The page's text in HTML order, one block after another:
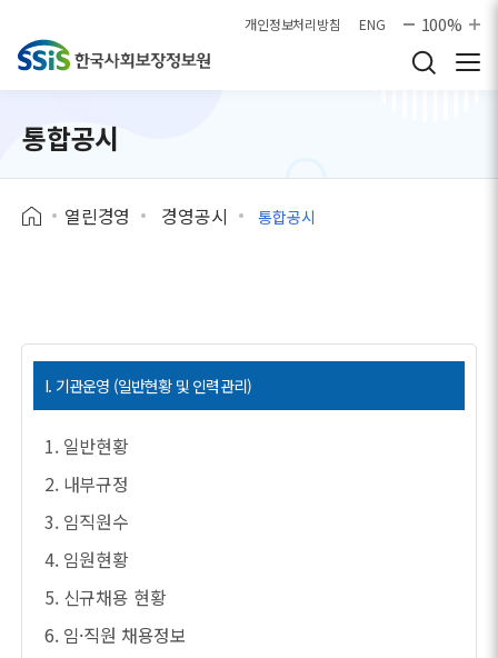
개인정보처리방침 ENG 100%
통합공시
열린경영 경영공시 통합공시
I. 기관운영 (일반현황 및 인력관리)
1. 일반현황
2. 내부규정
3. 임직원수
4. 임원현황
5. 신규채용 현황
6. 임·직원 채용정보